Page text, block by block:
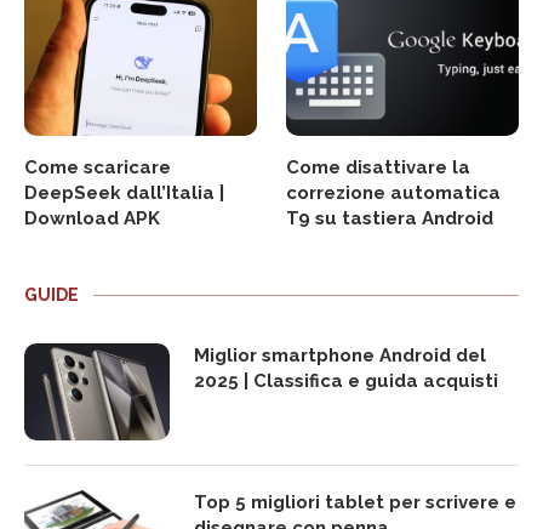
Come scaricare
DeepSeek dall’Italia |
Download APK
Come disattivare la
correzione automatica
T9 su tastiera Android
GUIDE
Miglior smartphone Android del
2025 | Classifica e guida acquisti
Top 5 migliori tablet per scrivere e